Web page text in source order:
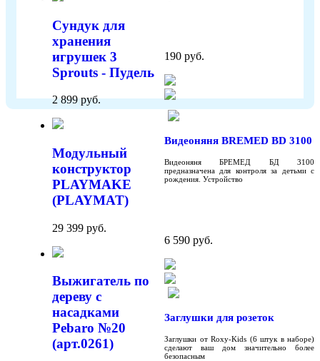
190 руб.
Видеоняня BREMED BD 3100
Видеоняня БРЕМЕД БД 3100
предназначена для контроля за детьми с
рождения. Устройство
6 590 руб.
Заглушки для розеток
Заглушки от Roxy-Kids (6 штук в наборе)
сделают ваш дом значительно более
безопасным
Сундук для
хранения
игрушек 3
Sprouts - Пудель
2 899 руб.
Модульный
конструктор
PLAYMAKE
(PLAYMAT)
29 399 руб.
Выжигатель по
дереву с
насадками
Pebaro №20
(арт.0261)